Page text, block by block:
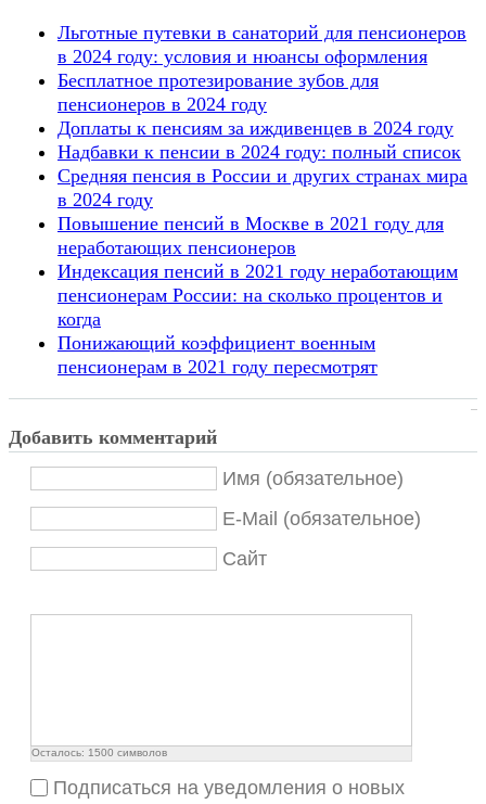
Льготные путевки в санаторий для пенсионеров
в 2024 году: условия и нюансы оформления
Бесплатное протезирование зубов для
пенсионеров в 2024 году
Доплаты к пенсиям за иждивенцев в 2024 году
Надбавки к пенсии в 2024 году: полный список
Средняя пенсия в России и других странах мира
в 2024 году
Повышение пенсий в Москве в 2021 году для
неработающих пенсионеров
Индексация пенсий в 2021 году неработающим
пенсионерам России: на сколько процентов и
когда
Понижающий коэффициент военным
пенсионерам в 2021 году пересмотрят
Добавить комментарий
Имя (обязательное)
E-Mail (обязательное)
Сайт
Осталось: 1500 символов
Подписаться на уведомления о новых